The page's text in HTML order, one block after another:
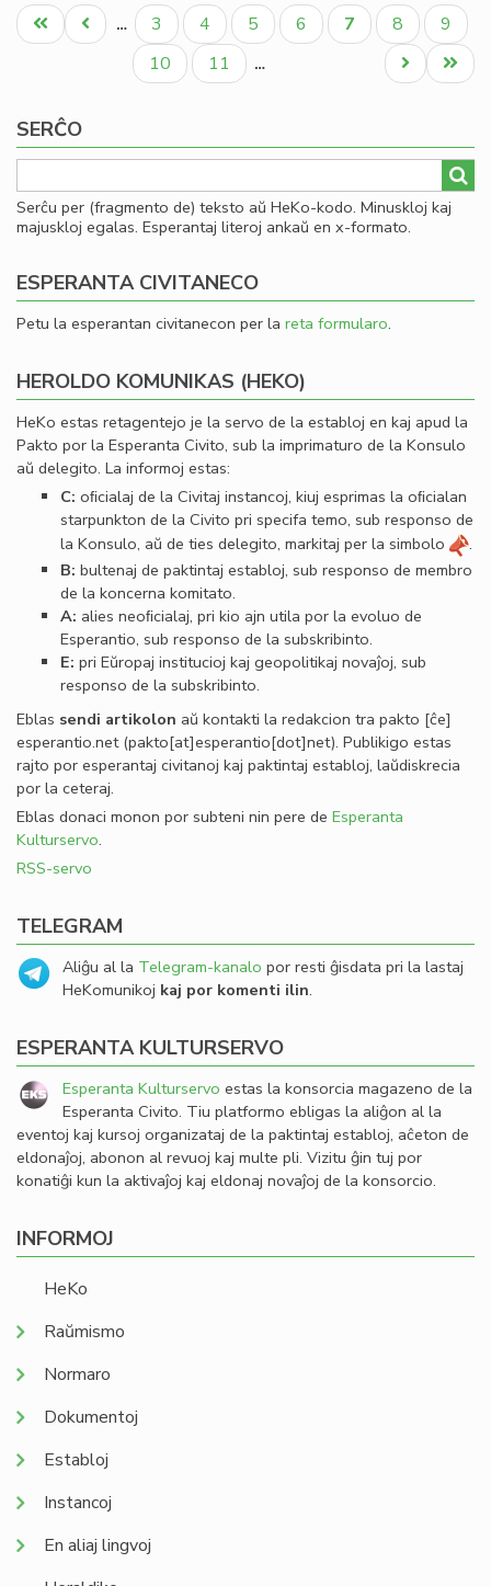
de
Pagination
Unua
paĝo
Antaŭa
paĝo
… Paĝo
3 Paĝo
4 Paĝo
5 Paĝo
6
Aktuala
paĝo
7 Paĝo
8 Paĝo
9
Paĝo
10 Paĝo
11 …
Last
page
Next
page
SERĈO
Serĉu per (fragmento de) teksto aŭ HeKo-kodo. Minuskloj kaj
majuskloj egalas. Esperantaj literoj ankaŭ en x-formato.
ESPERANTA CIVITANECO
Petu la esperantan civitanecon per la reta formularo.
HEROLDO KOMUNIKAS (HEKO)
HeKo estas retagentejo je la servo de la establoj en kaj apud la
Pakto por la Esperanta Civito, sub la imprimaturo de la Konsulo
aŭ delegito. La informoj estas:
C: oﬁcialaj de la Civitaj instancoj, kiuj esprimas la oﬁcialan
starpunkton de la Civito pri specifa temo, sub responso de
la Konsulo, aŭ de ties delegito, markitaj per la simbolo
.
B: bultenaj de paktintaj establoj, sub responso de membro
de la koncerna komitato.
A: alies neoﬁcialaj, pri kio ajn utila por la evoluo de
Esperantio, sub responso de la subskribinto.
E: pri Eŭropaj institucioj kaj geopolitikaj novaĵoj, sub
responso de la subskribinto.
Eblas sendi artikolon aŭ kontakti la redakcion tra pakto [ĉe]
esperantio.net(pakto[at]esperantio[dot]net). Publikigo estas
rajto por esperantaj civitanoj kaj paktintaj establoj, laŭdiskrecia
por la ceteraj.
Eblas donaci monon por subteni nin pere de Esperanta
Kulturservo.
RSS-servo
TELEGRAM
Aliĝu al la Telegram-kanalo por resti ĝisdata pri la lastaj
HeKomunikoj kaj por komenti ilin.
ESPERANTA KULTURSERVO
Esperanta Kulturservo estas la konsorcia magazeno de la
Esperanta Civito. Tiu platformo ebligas la aliĝon al la
eventoj kaj kursoj organizataj de la paktintaj establoj, aĉeton de
eldonaĵoj, abonon al revuoj kaj multe pli. Vizitu ĝin tuj por
konatiĝi kun la aktivaĵoj kaj eldonaj novaĵoj de la konsorcio.
INFORMOJ
HeKo
Raŭmismo
Normaro
Dokumentoj
Establoj
Instancoj
En aliaj lingvoj